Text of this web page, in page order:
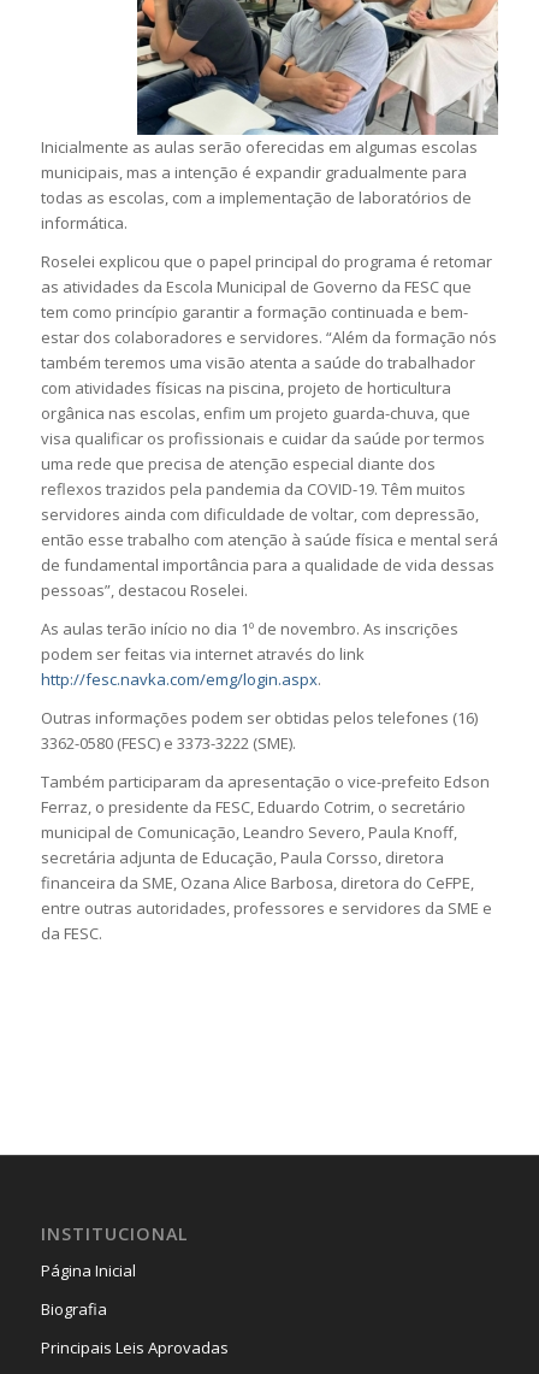
Inicialmente as aulas serão oferecidas em algumas escolas
municipais, mas a intenção é expandir gradualmente para
todas as escolas, com a implementação de laboratórios de
informática.
Roselei explicou que o papel principal do programa é retomar
as atividades da Escola Municipal de Governo da FESC que
tem como princípio garantir a formação continuada e bem-
estar dos colaboradores e servidores. “Além da formação nós
também teremos uma visão atenta a saúde do trabalhador
com atividades físicas na piscina, projeto de horticultura
orgânica nas escolas, enfim um projeto guarda-chuva, que
visa qualificar os profissionais e cuidar da saúde por termos
uma rede que precisa de atenção especial diante dos
reflexos trazidos pela pandemia da COVID-19. Têm muitos
servidores ainda com dificuldade de voltar, com depressão,
então esse trabalho com atenção à saúde física e mental será
de fundamental importância para a qualidade de vida dessas
pessoas”, destacou Roselei.
As aulas terão início no dia 1º de novembro. As inscrições
podem ser feitas via internet através do link
http://fesc.navka.com/emg/login.aspx.
Outras informações podem ser obtidas pelos telefones (16)
3362-0580 (FESC) e 3373-3222 (SME).
Também participaram da apresentação o vice-prefeito Edson
Ferraz, o presidente da FESC, Eduardo Cotrim, o secretário
municipal de Comunicação, Leandro Severo, Paula Knoff,
secretária adjunta de Educação, Paula Corsso, diretora
financeira da SME, Ozana Alice Barbosa, diretora do CeFPE,
entre outras autoridades, professores e servidores da SME e
da FESC.
INSTITUCIONAL
Página Inicial
Biografia
Principais Leis Aprovadas